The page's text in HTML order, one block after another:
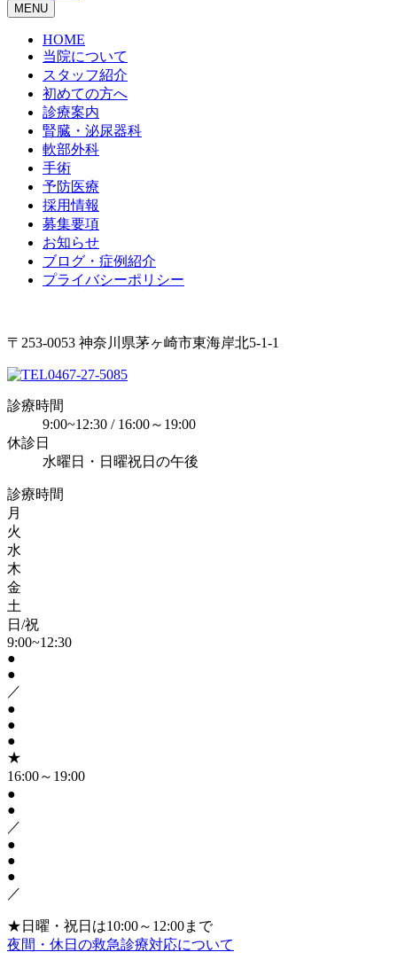
MENU
HOME
当院について
スタッフ紹介
初めての方へ
診療案内
腎臓・泌尿器科
軟部外科
手術
予防医療
採用情報
募集要項
お知らせ
ブログ・症例紹介
プライバシーポリシー
〒253-0053 神奈川県茅ヶ崎市東海岸北5-1-1
0467-27-5085
診療時間
9:00~12:30 / 16:00～19:00
休診日
水曜日・日曜祝日の午後
診療時間
月
火
水
木
金
土
日/祝
9:00~12:30
●
●
／
●
●
●
★
16:00～19:00
●
●
／
●
●
●
／
★日曜・祝日は10:00～12:00まで
夜間・休日の救急診療対応について